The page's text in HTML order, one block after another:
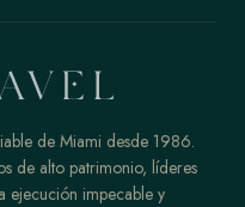
de Miami desde 1986.
de alto patrimonio, líderes
ejecución impecable y